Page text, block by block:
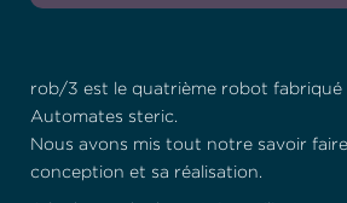
rob/3 est le quatrième robot fabriqué
Automates steric.
Nous avons mis tout notre savoir
conception et sa réalisation.